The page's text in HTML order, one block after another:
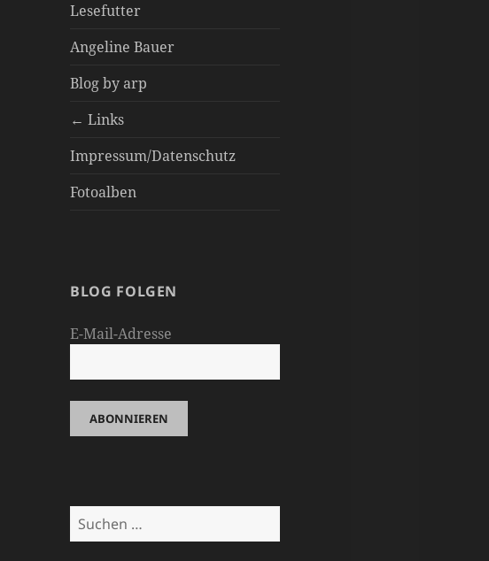
Lesefutter
Angeline Bauer
Blog by arp
← Links
Impressum/Datenschutz
Fotoalben
BLOG FOLGEN
E-Mail-Adresse
Suchen
nach: